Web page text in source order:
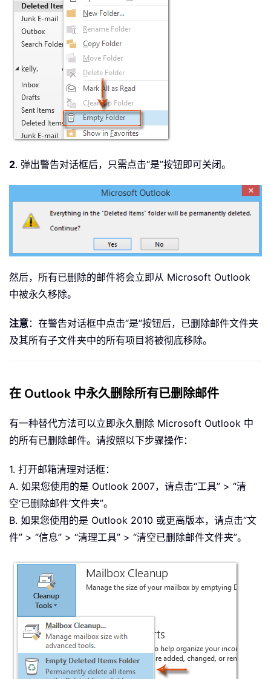
2. 弹出警告对话框后，只需点击“是”按钮即可关闭。
然后，所有已删除的邮件将会立即从 Microsoft Outlook
中被永久移除。
注意：在警告对话框中点击“是”按钮后，已删除邮件文件夹
及其所有子文件夹中的所有项目将被彻底移除。
在 Outlook 中永久删除所有已删除邮件
有一种替代方法可以立即永久删除 Microsoft Outlook 中
的所有已删除邮件。请按照以下步骤操作：
1. 打开邮箱清理对话框：
A. 如果您使用的是 Outlook 2007，请点击“工具” > “清
空‘已删除邮件’文件夹”。
B. 如果您使用的是 Outlook 2010 或更高版本，请点击“文
件” > “信息” > “清理工具” > “清空已删除邮件文件夹”。